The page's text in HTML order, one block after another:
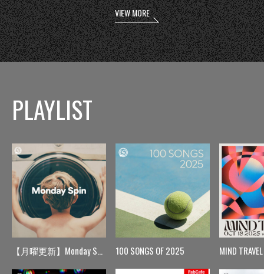
VIEW MORE
PLAYLIST
【月曜更新】Monday Spin 100 SONGS OF 2025 MIND TRAVEL